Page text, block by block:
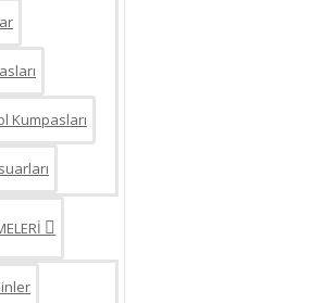
Kumpasları